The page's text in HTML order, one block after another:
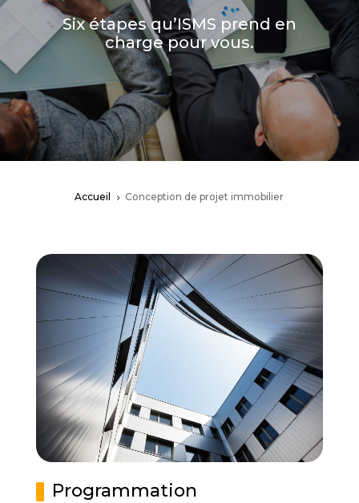
Six étapes qu’ISMS prend en
charge pour vous.
Accueil 5 Conception de projet immobilier
Programmation